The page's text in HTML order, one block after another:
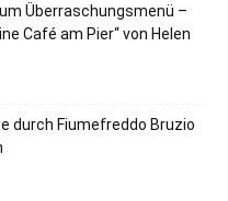
Überraschungsmenü –
Café am Pier“ von Helen
durch Fiumefreddo Bruzio